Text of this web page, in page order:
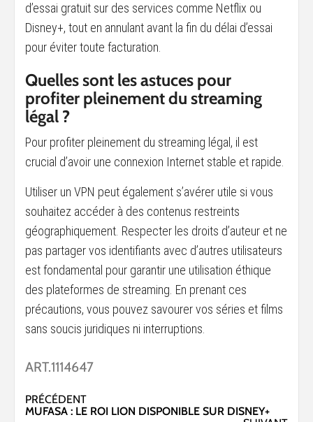
d’essai gratuit sur des services comme Netflix ou
Disney+, tout en annulant avant la fin du délai d’essai
pour éviter toute facturation.
Quelles sont les astuces pour
profiter pleinement du streaming
légal ?
Pour profiter pleinement du streaming légal, il est
crucial d’avoir une connexion Internet stable et rapide.
Utiliser un VPN peut également s’avérer utile si vous
souhaitez accéder à des contenus restreints
géographiquement. Respecter les droits d’auteur et ne
pas partager vos identifiants avec d’autres utilisateurs
est fondamental pour garantir une utilisation éthique
des plateformes de streaming. En prenant ces
précautions, vous pouvez savourer vos séries et films
sans soucis juridiques ni interruptions.
ART.1114647
Navigation
PRÉCÉDENT
MUFASA : LE ROI LION DISPONIBLE SUR DISNEY+